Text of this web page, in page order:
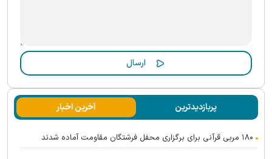
پربازدیدترین آخرین اخبار
۱۸۰ مربی قرآنی برای برگزاری محفل فرشتگان مقاومت آماده شدند